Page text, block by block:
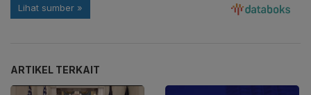
ARTIKEL TERKAIT